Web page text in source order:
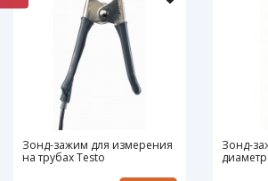
Зонд-зажим для измерения
на трубах Testo
Зонд-